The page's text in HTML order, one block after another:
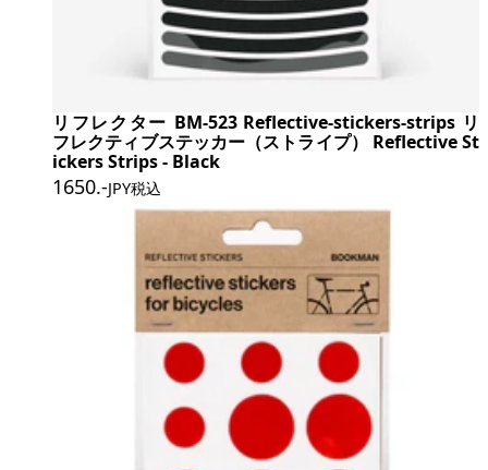
リフレクター BM-523 Reflective-stickers-strips リ
フレクティブステッカー（ストライプ） Reflective St
ickers Strips - Black
1650.-JPY税込